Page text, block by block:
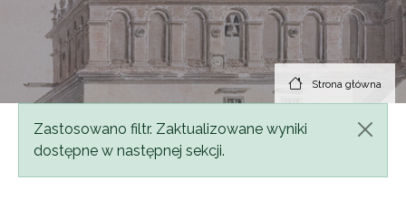
Strona główna
Komunikat
Zastosowano filtr. Zaktualizowane wyniki
dostępne w następnej sekcji.